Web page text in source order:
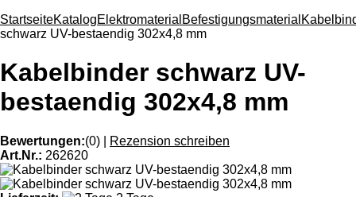
StartseiteKatalogElektromaterial Befestigungsmaterial
schwarz UV-bestaendig 302x4,8 mm
Kabelbinder schwarz UV-
bestaendig 302x4,8 mm
Bewertungen:(0)
Rezension schreiben
Art.Nr.: 262620